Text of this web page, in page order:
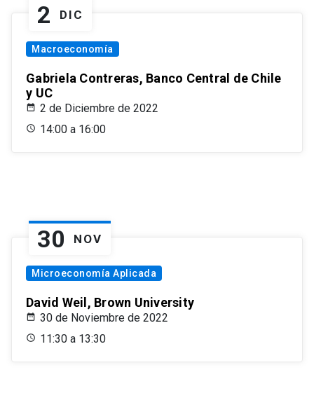
2 DIC
Macroeconomía
Gabriela Contreras, Banco Central de Chile
y UC
2 de Diciembre de 2022
14:00 a 16:00
30 NOV
Microeconomía Aplicada
David Weil, Brown University
30 de Noviembre de 2022
11:30 a 13:30